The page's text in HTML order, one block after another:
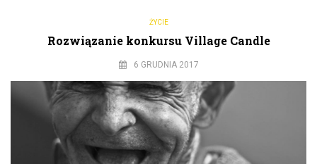
ŻYCIE
Rozwiązanie konkursu Village Candle
6 GRUDNIA 2017